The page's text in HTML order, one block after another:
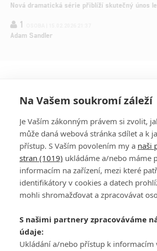
Nová dramatická série přiblíží skutečný únos
1
Adam Sandler
DISKUZE
Šéfredaktorkou webu jePetr Slavík, e-mail
Máte-li zájem o inzerci na našem webu
studio@koncal.com
Na Vašem soukromí záleží
Je Vaším zákonným právem si zvolit,
může daná webová stránka sdílet a k
přístup. S Vaším povolením my a naši
stran (1019) ukládáme a/nebo máme
informacím na zařízení, mezi které
identifikátory v cookies a datech
mohli shromažďovat a zpracovávat
S našimi partnery zpracováváme
údaje:
Ukládání a/nebo přístup k informacím